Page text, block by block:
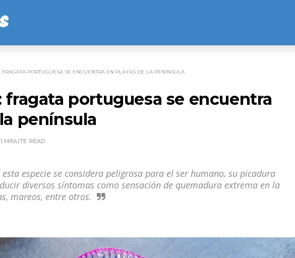
FRAGATA PORTUGUESA SE ENCUENTRA EN PLAYAS DE LA PENÍNSULA
fragata portuguesa se encuentra
península
1 MINUTE READ
especie se considera peligrosa para el ser humano, su picadura
diversos síntomas como sensación de quemadura extrema en la
mareos, entre otros.